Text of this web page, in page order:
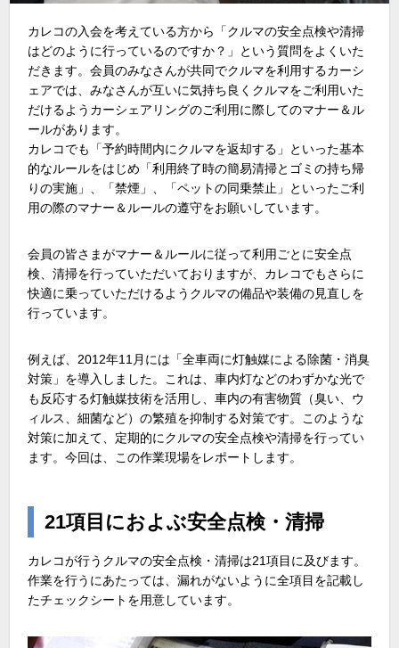
カレコの入会を考えている方から「クルマの安全点検や清掃
はどのように行っているのですか？」という質問をよくいた
だきます。会員のみなさんが共同でクルマを利用するカーシ
ェアでは、みなさんが互いに気持ち良くクルマをご利用いた
だけるようカーシェアリングのご利用に際してのマナー＆ル
ールがあります。
カレコでも「予約時間内にクルマを返却する」といった基本
的なルールをはじめ「利用終了時の簡易清掃とゴミの持ち帰
りの実施」、「禁煙」、「ペットの同乗禁止」といったご利
用の際のマナー＆ルールの遵守をお願いしています。
会員の皆さまがマナー＆ルールに従って利用ごとに安全点
検、清掃を行っていただいておりますが、カレコでもさらに
快適に乗っていただけるようクルマの備品や装備の見直しを
行っています。
例えば、2012年11月には「全車両に灯触媒による除菌・消臭
対策」を導入しました。これは、車内灯などのわずかな光で
も反応する灯触媒技術を活用し、車内の有害物質（臭い、ウ
ィルス、細菌など）の繁殖を抑制する対策です。このような
対策に加えて、定期的にクルマの安全点検や清掃を行ってい
ます。今回は、この作業現場をレポートします。
21項目におよぶ安全点検・清掃
カレコが行うクルマの安全点検・清掃は21項目に及びます。
作業を行うにあたっては、漏れがないように全項目を記載し
たチェックシートを用意しています。